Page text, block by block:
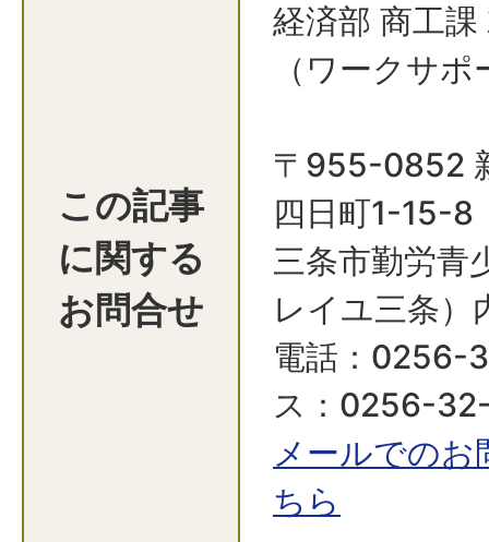
この記事
に関する
お問合せ
経済部 商工
（ワークサ
〒955-0852
四日町1-15-8
三条市勤労青
レイユ三条）
電話：0256-
ス：0256-
メールでの
ちら